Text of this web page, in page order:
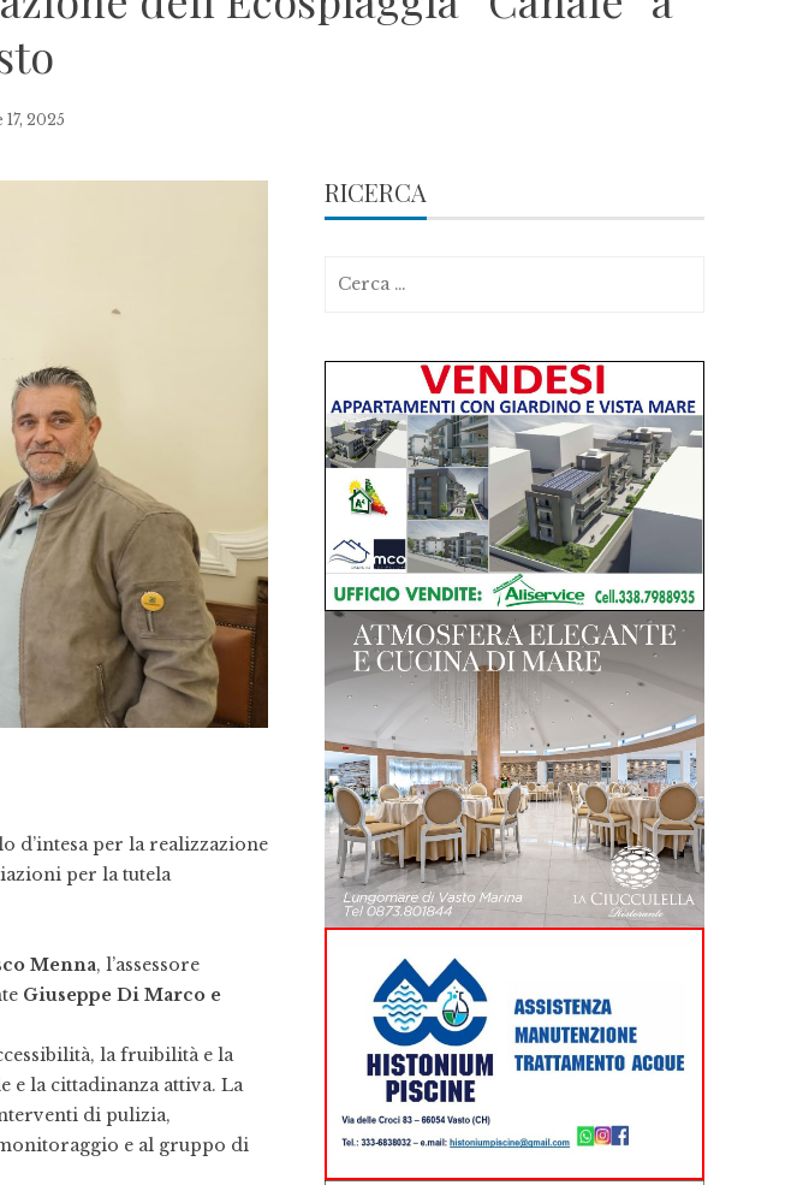
2025
d’intesa per la realizzazione
per la tutela
Menna, l’assessore
Giuseppe Di Marco e
la fruibilità e la
e la cittadinanza attiva. La
di pulizia,
e al gruppo di
RICERCA